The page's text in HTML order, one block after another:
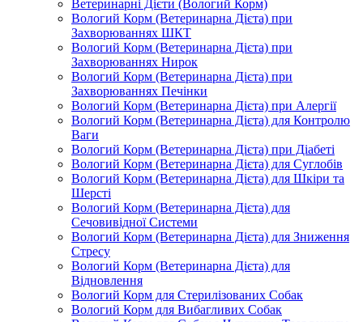
Ветеринарні Дієти (Вологий Корм)
Вологий Корм (Ветеринарна Дієта) при
Захворюваннях ШКТ
Вологий Корм (Ветеринарна Дієта) при
Захворюваннях Нирок
Вологий Корм (Ветеринарна Дієта) при
Захворюваннях Печінки
Вологий Корм (Ветеринарна Дієта) при Алергії
Вологий Корм (Ветеринарна Дієта) для Контролю
Ваги
Вологий Корм (Ветеринарна Дієта) при Діабеті
Вологий Корм (Ветеринарна Дієта) для Суглобів
Вологий Корм (Ветеринарна Дієта) для Шкіри та
Шерсті
Вологий Корм (Ветеринарна Дієта) для
Сечовивідної Системи
Вологий Корм (Ветеринарна Дієта) для Зниження
Стресу
Вологий Корм (Ветеринарна Дієта) для
Відновлення
Вологий Корм для Стерилізованих Собак
Вологий Корм для Вибагливих Собак